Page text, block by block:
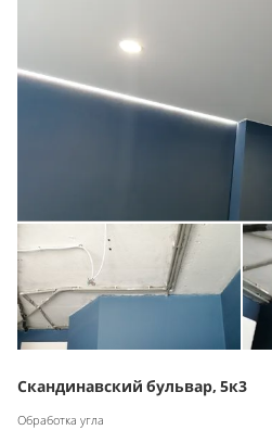
Скандинавский бульвар, 5к3
Обработка угла